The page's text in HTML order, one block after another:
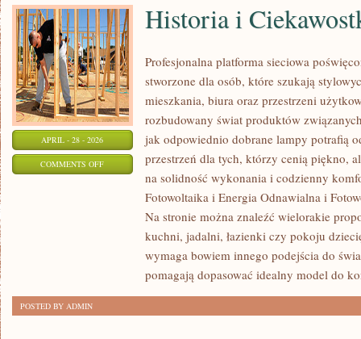
APRIL - 28 - 2026
COMMENTS OFFON
CIEKAWOSTKI
Historia i
Profesjonalna platforma sieciowa
stworzone dla osób, które szukają
mieszkania, biura oraz przestrzeni
rozbudowany świat produktów
jak odpowiednio dobrane lampy potrafią
przestrzeń dla tych, którzy cenią piękno,
na solidność wykonania i codzienny
Fotowoltaika i Energia Odnawialna i
Na stronie można znaleźć wielorakie
kuchni, jadalni, łazienki czy pokoju
wymaga bowiem innego podejścia do
pomagają dopasować idealny model do
POSTED BY ADMIN